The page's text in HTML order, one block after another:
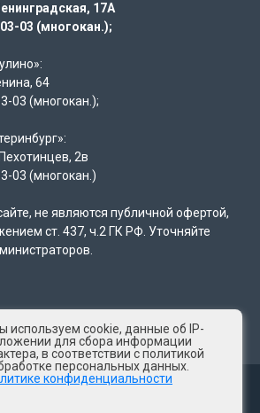
17А
03 (многокан.);
64
03 (многокан.);
2в
03 (многокан.)
не являются публичной офертой,
ст. 437, ч.2 ГК РФ. Уточняйте
КСМ "Лаборатория здоровья"
используем cookie, данные об IP-
для сбора информации
в соответствии с политикой
персональных данных.
конфиденциальности